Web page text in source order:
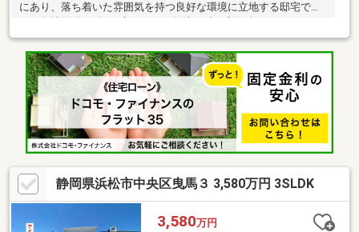
にあり、落ち着いた雰囲気を持つ良好な環境に立地する邸宅で
9LDK。1階全面が駐車場、6台以上駐車可能、ご家族一人一台に加
え来客にも対応が可能。家の中心となる広々としたリビングの上
部は開放感ある吹抜。8帖以上の洋室が多数＋和室も複数、水回り
設備も充実していますので、二世帯や大家族でも明るくゆとりあ
る住空間を実現します。ご見学ご予約お待ちしております。お気
軽にお問い合わせください。
静岡県浜松市中央区曳馬３ 3,580万円 3SLDK
3,580万円